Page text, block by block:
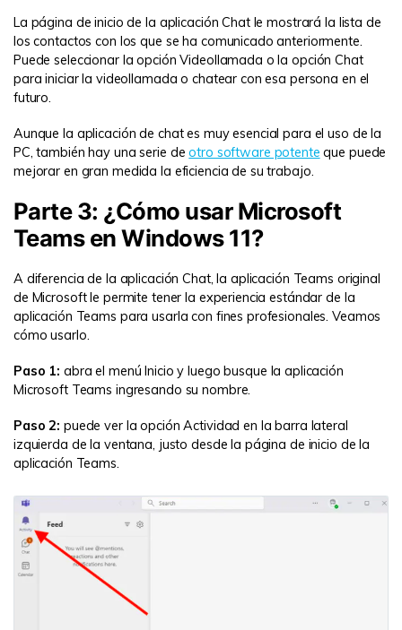
La página de inicio de la aplicación Chat le mostrará la lista de
los contactos con los que se ha comunicado anteriormente.
Puede seleccionar la opción Videollamada o la opción Chat
para iniciar la videollamada o chatear con esa persona en el
futuro.
Aunque la aplicación de chat es muy esencial para el uso de la
PC, también hay una serie deotro software potente que puede
mejorar en gran medida la eficiencia de su trabajo.
Parte 3: ¿Cómo usar Microsoft
Teams en Windows 11?
A diferencia de la aplicación Chat, la aplicación Teams original
de Microsoft le permite tener la experiencia estándar de la
aplicación Teams para usarla con fines profesionales. Veamos
cómo usarlo.
Paso 1: abra el menú Inicio y luego busque la aplicación
Microsoft Teams ingresando su nombre.
Paso 2: puede ver la opción Actividad en la barra lateral
izquierda de la ventana, justo desde la página de inicio de la
aplicación Teams.